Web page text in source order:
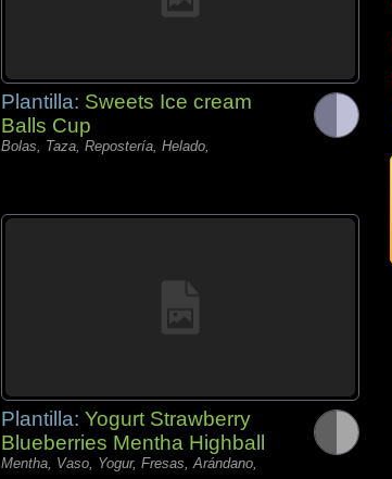
Plantilla: Sweets Ice cream
Balls Cup
Bolas, Taza, Repostería, Helado,
Plantilla: Yogurt Strawberry
Blueberries Mentha Highball
Mentha, Vaso, Yogur, Fresas, Arándano,